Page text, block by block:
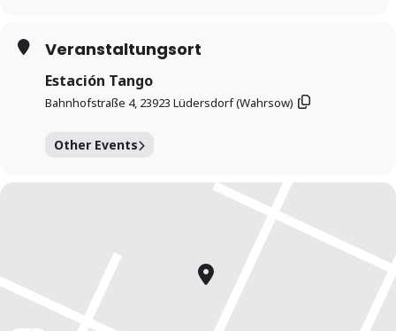
Veranstaltungsort
Estación Tango
Bahnhofstraße 4, 23923 Lüdersdorf (Wahrsow)
Other Events